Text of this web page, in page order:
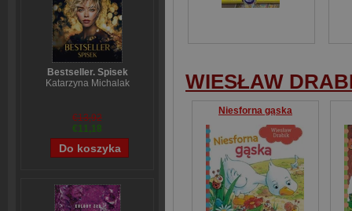
Bestseller. Spisek
Katarzyna Michalak
€13,92
€11,18
WIESŁAW
Niesforna gąska